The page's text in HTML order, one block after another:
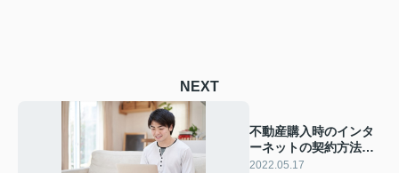
NEXT
不動産購入時のインタ
ーネットの契約方法や
種類をご紹介
2022.05.17